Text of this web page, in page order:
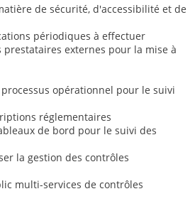
de sécurité, d'accessibilité et de
périodiques à effectuer
prestataires externes pour la mise à
opérationnel pour le suivi
réglementaires
de bord pour le suivi des
la gestion des contrôles
multi-services de contrôles